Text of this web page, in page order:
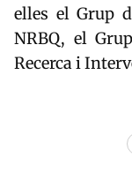
elles el Grup
NRBQ, el
Recerca i